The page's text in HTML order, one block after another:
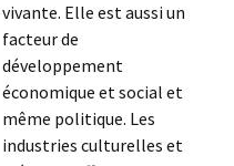
vivante. Elle est aussi un
facteur de
développement
économique et social et
même politique. Les
industries culturelles et